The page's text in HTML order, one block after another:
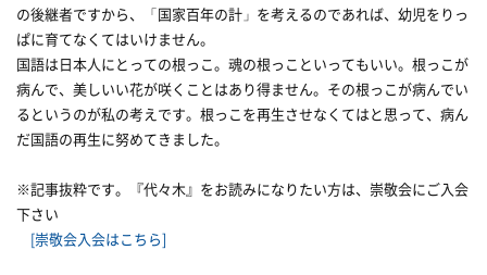
の後継者ですから、「国家百年の計」を考えるのであれば、幼児をりっ
ぱに育てなくてはいけません。
国語は日本人にとっての根っこ。魂の根っこといってもいい。根っこが
病んで、美しいい花が咲くことはあり得ません。その根っこが病んでい
るというのが私の考えです。根っこを再生させなくてはと思って、病ん
だ国語の再生に努めてきました。
※記事抜粋です。『代々木』をお読みになりたい方は、崇敬会にご入会
下さい
[崇敬会入会はこちら]